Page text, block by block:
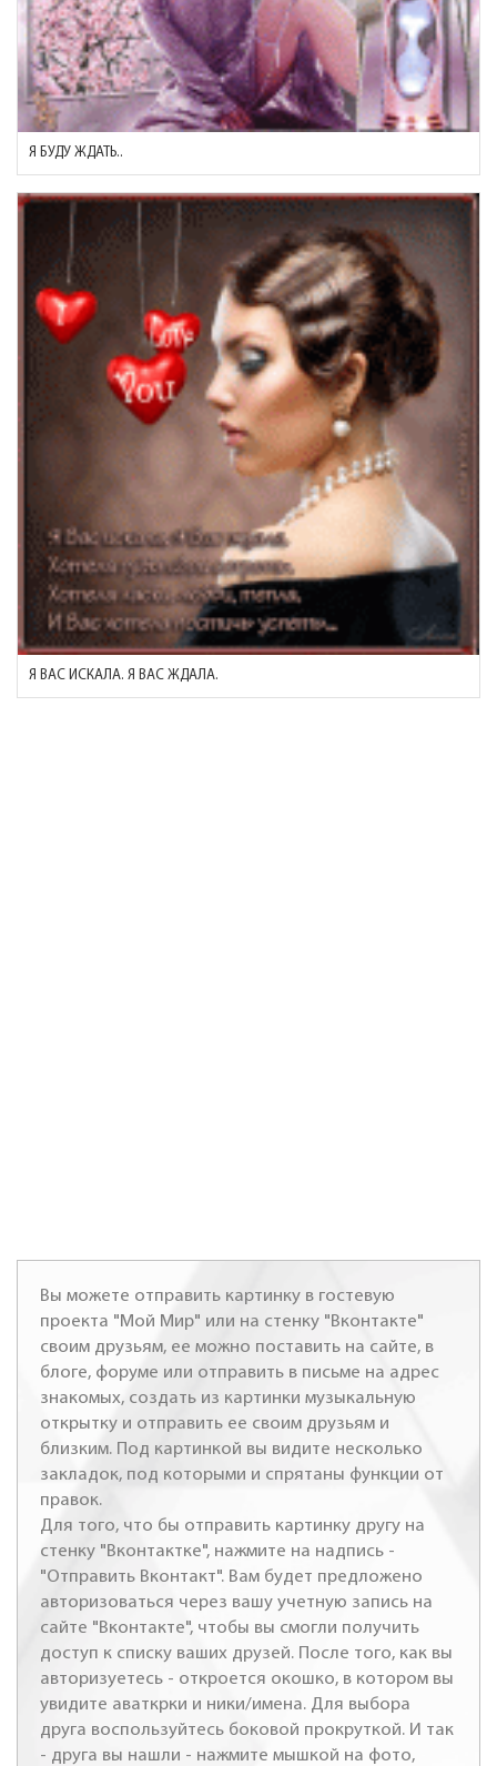
Я БУДУ ЖДАТЬ..
Я ВАС ИСКАЛА. Я ВАС ЖДАЛА.
Вы можете отправить картинку в гостевую
проекта "Мой Мир" или на стенку "Вконтакте"
своим друзьям, ее можно поставить на сайте, в
блоге, форуме или отправить в письме на адрес
знакомых, создать из картинки музыкальную
открытку и отправить ее своим друзьям и
близким. Под картинкой вы видите несколько
закладок, под которыми и спрятаны функции от
правок.
Для того, что бы отправить картинку другу на
стенку "Вконтактке", нажмите на надпись -
"Отправить Вконтакт". Вам будет предложено
авторизоваться через вашу учетную запись на
сайте "Вконтакте", чтобы вы смогли получить
доступ к списку ваших друзей. После того, как вы
авторизуетесь - откроется окошко, в котором вы
увидите аваткрки и ники/имена. Для выбора
друга воспользуйтесь боковой прокруткой. И так
- друга вы нашли - нажмите мышкой на фото,